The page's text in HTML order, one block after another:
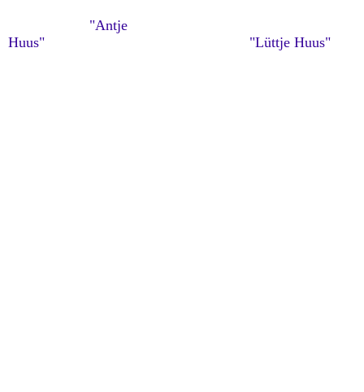
"Antje
Huus"
"Lüttje Huus"